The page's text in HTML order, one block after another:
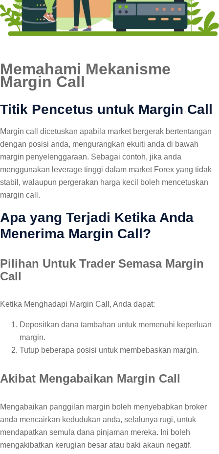
Memahami Mekanisme
Margin Call
Titik Pencetus untuk Margin Call
Margin call dicetuskan apabila market bergerak bertentangan
dengan posisi anda, mengurangkan ekuiti anda di bawah
margin penyelenggaraan. Sebagai contoh, jika anda
menggunakan leverage tinggi dalam market Forex yang tidak
stabil, walaupun pergerakan harga kecil boleh mencetuskan
margin call.
Apa yang Terjadi Ketika Anda
Menerima Margin Call?
Pilihan Untuk Trader Semasa Margin
Call
Ketika Menghadapi Margin Call, Anda dapat:
Depositkan dana tambahan untuk memenuhi keperluan
margin.
Tutup beberapa posisi untuk membebaskan margin.
Akibat Mengabaikan Margin Call
Mengabaikan panggilan margin boleh menyebabkan broker
anda mencairkan kedudukan anda, selalunya rugi, untuk
mendapatkan semula dana pinjaman mereka. Ini boleh
mengakibatkan kerugian besar atau baki akaun negatif.